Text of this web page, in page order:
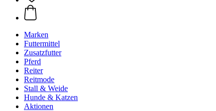
Marken
Futtermittel
Zusatzfutter
Pferd
Reiter
Reitmode
Stall & Weide
Hunde & Katzen
Aktionen